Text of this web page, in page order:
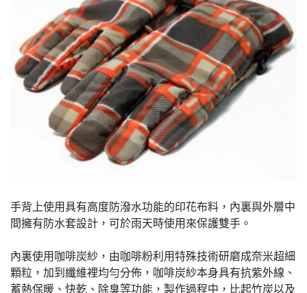
手背上使用具有高度防潑水功能的印花布料，內裏與外層中
間擁有防水套設計，可於雨天時使用來保護雙手。
內裏使用咖啡炭紗，由咖啡粉利用特殊技術研磨成奈米超細
顆粒，加到纖維裡均勻分佈，咖啡炭紗本身具有抗紫外線、
蓄熱保暖、快乾、除臭等功能，製作過程中，比起竹炭以及